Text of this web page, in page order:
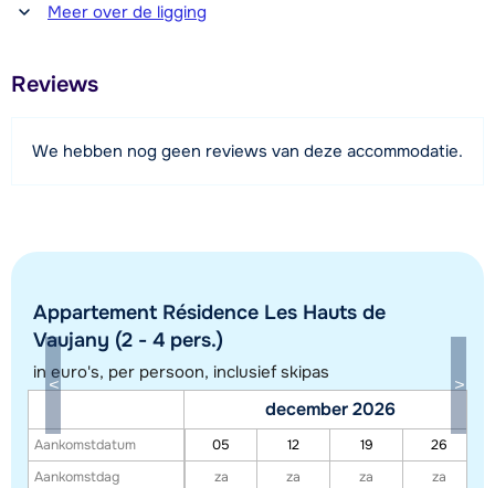
de kinderen is er ook een leuke speelkamer met
kan op de openbare, overdekte parkeerplaats (gratis, op
Afstand tot winkel(s)
150 meter
Afstand tot restaurant of bar
150 meter
600 meter (via skilift)
Bekijk kaart
Meer over de ligging
Reviews
We hebben nog geen reviews van deze accommodatie.
Appartement Résidence Les Hauts de
Vaujany (2 - 4 pers.)
in euro's, per persoon, inclusief skipas
Aankomstdatum
Aankomstdag
december 2026
05 12 19
26
za
za za
za